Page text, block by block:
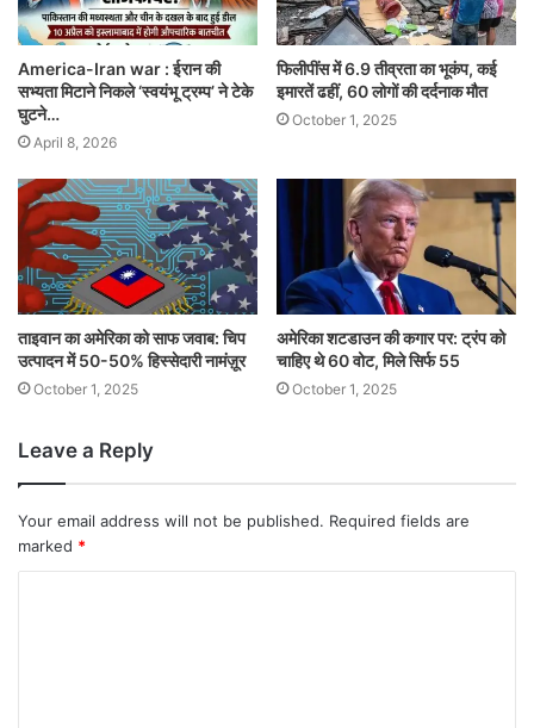
America-Iran war : ईरान की
सभ्यता मिटाने निकले ‘स्वयंभू ट्रम्प’ ने टेके
घुटने…
April 8, 2026
फिलीपींस में 6.9 तीव्रता का भूकंप, कई
इमारतें ढहीं, 60 लोगों की दर्दनाक मौत
October 1, 2025
ताइवान का अमेरिका को साफ जवाब: चिप
उत्पादन में 50-50% हिस्सेदारी नामंज़ूर
October 1, 2025
अमेरिका शटडाउन की कगार पर: ट्रंप को
चाहिए थे 60 वोट, मिले सिर्फ 55
October 1, 2025
Leave a Reply
Your email address will not be published. Required fields are
marked *